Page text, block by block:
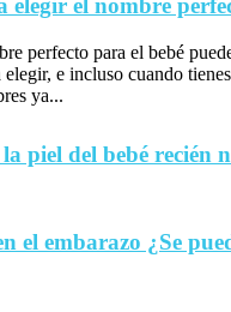
elegir el nombre
perfecto para el bebé
e incluso cuando
ya...
piel del bebé recién
el embarazo ¿Se